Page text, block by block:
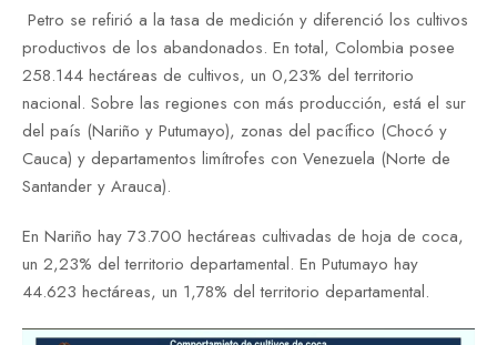
Petro se refirió a la tasa de medición y diferenció los cultivos
productivos de los abandonados. En total, Colombia posee
258.144 hectáreas de cultivos, un 0,23% del territorio
nacional. Sobre las regiones con más producción, está el sur
del país (Nariño y Putumayo), zonas del pacífico (Chocó y
Cauca) y departamentos limítrofes con Venezuela (Norte de
Santander y Arauca).
En Nariño hay 73.700 hectáreas cultivadas de hoja de coca,
un 2,23% del territorio departamental. En Putumayo hay
44.623 hectáreas, un 1,78% del territorio departamental.